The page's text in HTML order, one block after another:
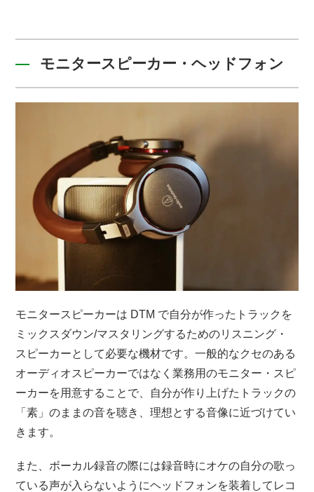
モニタースピーカー・ヘッドフォン
モニタースピーカーは DTM で自分が作ったトラックを
ミックスダウン/マスタリングするためのリスニング・
スピーカーとして必要な機材です。一般的なクセのある
オーディオスピーカーではなく業務用のモニター・スピ
ーカーを用意することで、自分が作り上げたトラックの
「素」のままの音を聴き、理想とする音像に近づけてい
きます。
また、ボーカル録音の際には録音時にオケの自分の歌っ
ている声が入らないようにヘッドフォンを装着してレコ